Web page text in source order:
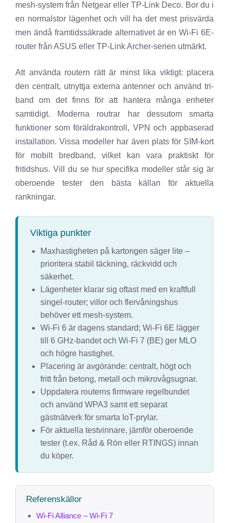
mesh-system från Netgear eller TP-Link Deco. Bor du i
en normalstor lägenhet och vill ha det mest prisvärda
men ändå framtidssäkrade alternativet är en Wi-Fi 6E-
router från ASUS eller TP-Link Archer-serien utmärkt.
Att använda routern rätt är minst lika viktigt: placera
den centralt, utnyttja externa antenner och använd tri-
band om det finns för att hantera många enheter
samtidigt. Moderna routrar har dessutom smarta
funktioner som föräldrakontroll, VPN och appbaserad
installation. Vissa modeller har även plats för SIM-kort
för mobilt bredband, vilket kan vara praktiskt för
fritidshus. Vill du se hur specifika modeller står sig är
oberoende tester den bästa källan för aktuella
rankningar.
Viktiga punkter
Maxhastigheten på kartongen säger lite –
prioritera stabil täckning, räckvidd och
säkerhet.
Lägenheter klarar sig oftast med en kraftfull
singel-router; villor och flervåningshus
behöver ett mesh-system.
Wi-Fi 6 är dagens standard; Wi-Fi 6E lägger
till 6 GHz-bandet och Wi-Fi 7 (BE) ger MLO
och högre hastighet.
Placering är avgörande: centralt, högt och
fritt från betong, metall och mikrovågsugnar.
Uppdatera routerns firmware regelbundet
och använd WPA3 samt ett separat
gästnätverk för smarta IoT-prylar.
För aktuella testvinnare, jämför oberoende
tester (t.ex. Råd & Rön eller RTINGS) innan
du köper.
Referenskällor
Wi-Fi Alliance – Wi-Fi 7